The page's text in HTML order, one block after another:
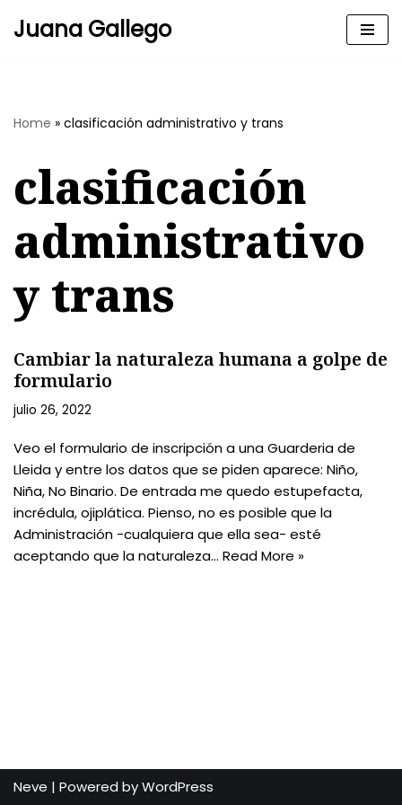
Juana Gallego
Home » clasificación administrativo y trans
clasificación
administrativo
y trans
Cambiar la naturaleza humana a golpe de
formulario
julio 26, 2022
Veo el formulario de inscripción a una Guarderia de
Lleida y entre los datos que se piden aparece: Niño,
Niña, No Binario. De entrada me quedo estupefacta,
incrédula, ojiplática. Pienso, no es posible que la
Administración -cualquiera que ella sea- esté
aceptando que la naturaleza… Read More »
Neve | Powered byWordPress